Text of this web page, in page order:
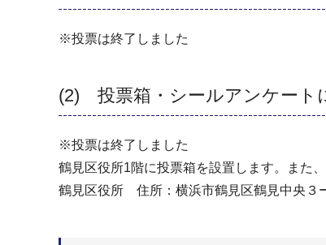
※投票は終了しました
(2) 投票箱・シールアンケート
※投票は終了しました
鶴見区役所1階に投票箱を設置します。また
鶴見区役所 住所：横浜市鶴見区鶴見中央３